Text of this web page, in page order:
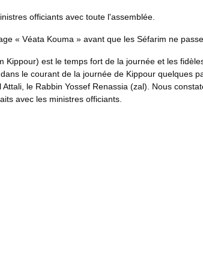
officiants avec toute l'assemblée.
« Véata Kouma » avant que les Séfarim ne
est le temps fort de la journée et les
le courant de la journée de Kippour quelques
le Rabbin Yossef Renassia (zal). Nous
avec les ministres officiants.